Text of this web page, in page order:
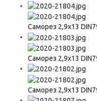
Саморез 2,9х13
Саморез 2,9х13
Саморез 2,9х13